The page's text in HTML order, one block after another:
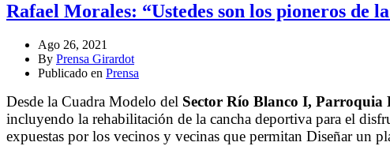
Rafael Morales: “Ustedes son los pioneros de
Ago 26, 2021
By Prensa Girardot
Publicado en Prensa
Desde la Cuadra Modelo del Sector Río Blanco I, Parroquia
incluyendo la rehabilitación de la cancha deportiva para el
expuestas por los vecinos y vecinas que permitan Diseñar un